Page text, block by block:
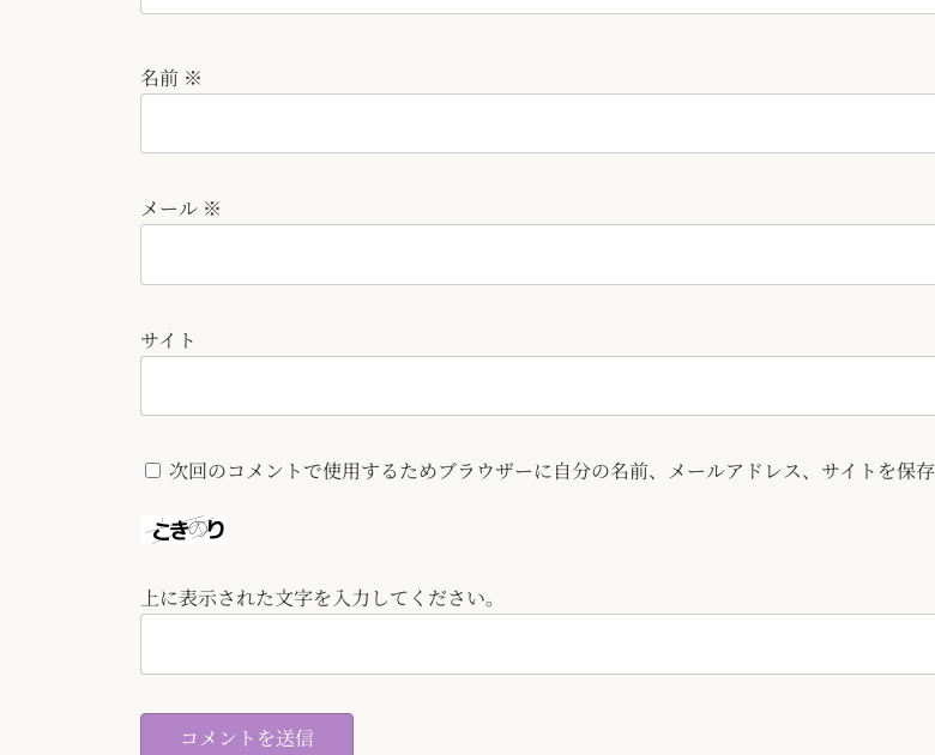
名前 ※
メール ※
サイト
次回のコメントで使用するためブラウザーに自分の名前、メールアドレス、サイトを保存
上に表示された文字を入力してください。